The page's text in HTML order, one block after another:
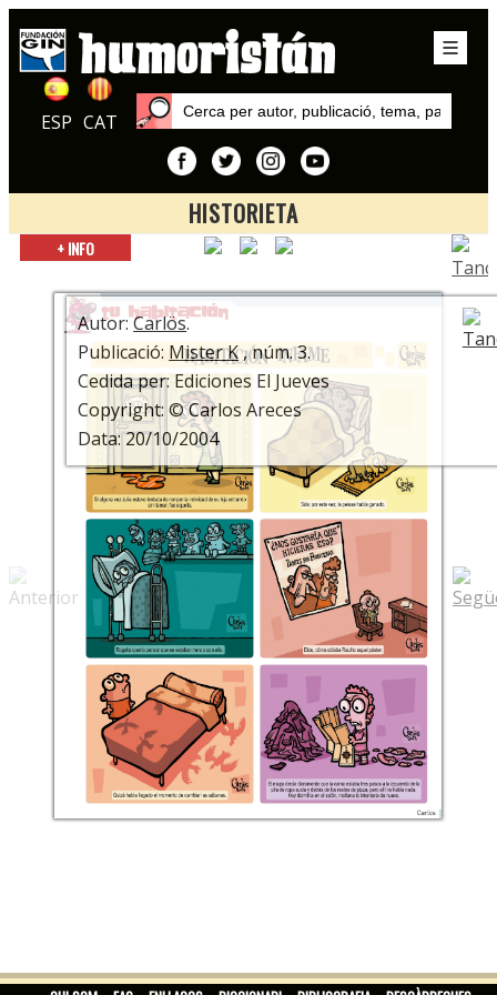
ESP CAT
HISTORIETA
Inici
Mister K
+ INFO
Autor:Carlös.
Publicació: Mister K, núm. 3.
Cedida per: Ediciones El Jueves
Copyright: © Carlos Areces
Data: 20/10/2004